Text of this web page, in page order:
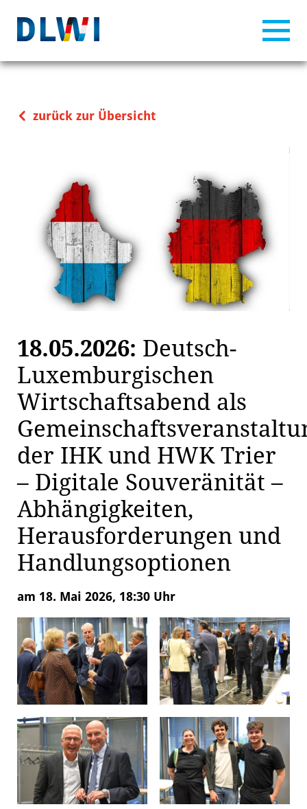
zurück zur Übersicht
18.05.2026: Deutsch-
Luxemburgischen
Wirtschaftsabend als
der IHK und HWK Trier
– Digitale Souveränität –
Abhängigkeiten,
Herausforderungen und
Handlungsoptionen
am 18. Mai 2026, 18:30 Uhr